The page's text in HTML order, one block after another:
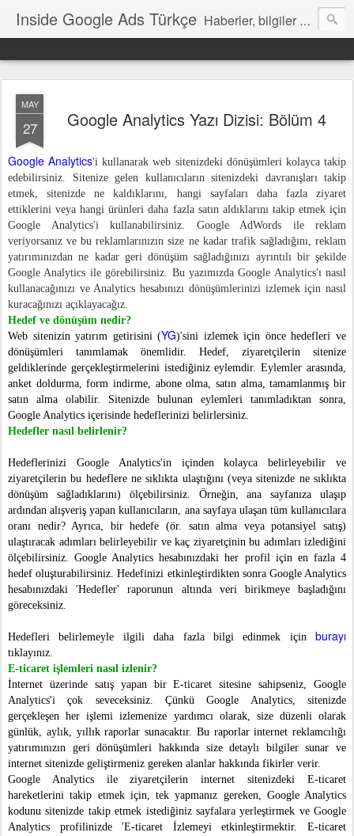
Inside Google Ads Türkçe Haberler, bilgiler ve ipuçları içeren Google Ads Resmi Blogu
MAY
27 Google Analytics Yazı Dizisi: Bölüm 4
Google Analytics'i kullanarak web sitenizdeki dönüşümleri kolayca takip
edebilirsiniz. Sitenize gelen kullanıcıların sitenizdeki davranışları takip
etmek, sitenizde ne kaldıklarını, hangi sayfaları daha fazla ziyaret
ettiklerini veya hangi ürünleri daha fazla satın aldıklarını takip etmek için
Google Analytics'i kullanabilirsiniz. Google AdWords ile reklam
veriyorsanız ve bu reklamlarınızın size ne kadar trafik sağladığını, reklam
yatırımınızdan ne kadar geri dönüşüm sağladığınızı ayrıntılı bir şekilde
Google Analytics ile görebilirsiniz. Bu yazımızda Google Analytics'ı nasıl
kullanacağınızı ve Analytics hesabınızı dönüşümlerinizi izlemek için nasıl
kuracağınızı açıklayacağız.
Hedef ve dönüşüm nedir?
Web sitenizin yatırım getirisini (YG)'sini izlemek için önce hedefleri ve
dönüşümleri tanımlamak önemlidir. Hedef, ziyaretçilerin sitenize
geldiklerinde gerçekleştirmelerini istediğiniz eylemdir. Eylemler arasında,
anket doldurma, form indirme, abone olma, satın alma, tamamlanmış bir
satın alma olabilir. Sitenizde bulunan eylemleri tanımladıktan sonra,
Google Analytics içerisinde hedeflerinizi belirlersiniz.
Hedefler nasıl belirlenir?
Hedeflerinizi Google Analytics'in içinden kolayca belirleyebilir ve
ziyaretçilerin bu hedeflere ne sıklıkta ulaştığını (veya sitenizde ne sıklıkta
dönüşüm sağladıklarını) ölçebilirsiniz. Örneğin, ana sayfanıza ulaşıp
ardından alışveriş yapan kullanıcıların, ana sayfaya ulaşan tüm kullanıcılara
oranı nedir? Ayrıca, bir hedefe (ör. satın alma veya potansiyel satış)
ulaştıracak adımları belirleyebilir ve kaç ziyaretçinin bu adımları izlediğini
ölçebilirsiniz. Google Analytics hesabınızdaki her profil için en fazla 4
hedef oluşturabilirsiniz. Hedefinizi etkinleştirdikten sonra Google Analytics
hesabınızdaki 'Hedefler' raporunun altında veri birikmeye başladığını
göreceksiniz.
Hedefleri belirlemeyle ilgili daha fazla bilgi edinmek için burayı
tıklayınız.
E-ticaret işlemleri nasıl izlenir?
İnternet üzerinde satış yapan bir E-ticaret sitesine sahipseniz, Google
Analytics'i çok seveceksiniz. Çünkü Google Analytics, sitenizde
gerçekleşen her işlemi izlemenize yardımcı olarak, size düzenli olarak
günlük, aylık, yıllık raporlar sunacaktır. Bu raporlar internet reklamcılığı
yatırımınızın geri dönüşümleri hakkında size detaylı bilgiler sunar ve
internet sitenizde geliştirmeniz gereken alanlar hakkında fikirler verir.
Google Analytics ile ziyaretçilerin internet sitenizdeki E-ticaret
hareketlerini takip etmek için, tek yapmanız gereken, Google Analytics
kodunu sitenizde takip etmek istediğiniz sayfalara yerleştirmek ve Google
Analytics profilinizde 'E-ticaret İzlemeyi etkinleştirmektir. E-ticaret